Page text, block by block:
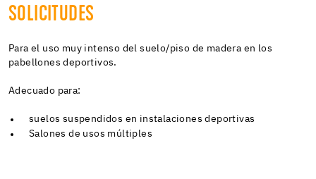
SOLICITUDES
Para el uso muy intenso del suelo/piso de madera en los
pabellones deportivos.
Adecuado para:
suelos suspendidos en instalaciones deportivas
Salones de usos múltiples